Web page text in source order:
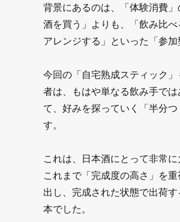
背景にあるのは、「体験消費
酒を買う」よりも、「飲み比
アレンジする」といった「参
今回の「自宅熟成スティック
者は、もはや単なる飲み手で
て、好みを探っていく「半分
す。
これは、日本酒にとって非常
これまで「完成度の高さ」を
出し、完成された状態で出荷
本でした。